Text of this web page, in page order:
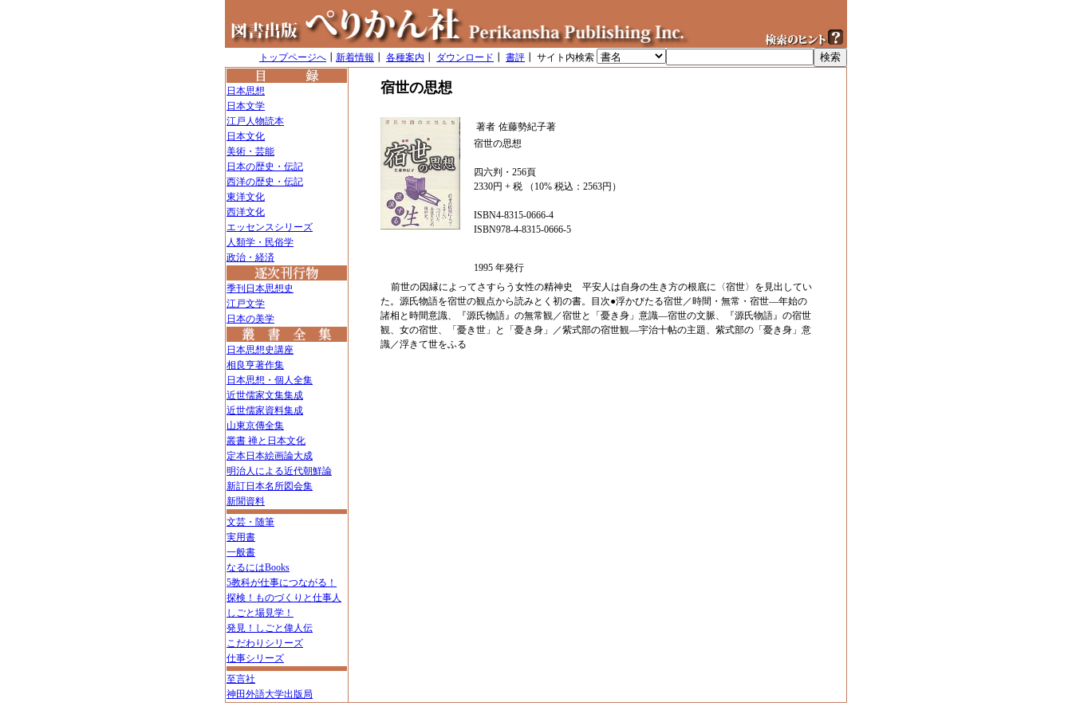
トップページへ 新着情報 各種案内 ダウンロード 書評 ┃ サイト内検索
日本思想
日本文学
江戸人物読本
日本文化
美術・芸能
日本の歴史・伝記
西洋の歴史・伝記
東洋文化
西洋文化
エッセンスシリーズ
人類学・民俗学
政治・経済
季刊日本思想史
江戸文学
日本の美学
日本思想史講座
相良亨著作集
日本思想・個人全集
近世儒家文集集成
近世儒家資料集成
山東京傳全集
叢書 禅と日本文化
定本日本絵画論大成
明治人による近代朝鮮論
新訂日本名所図会集
新聞資料
文芸・随筆
実用書
一般書
なるにはBooks
5教科が仕事につながる！
探検！ものづくりと仕事人
しごと場見学！
発見！しごと偉人伝
こだわりシリーズ
仕事シリーズ
至言社
神田外語大学出版局
宿世の思想
著者 佐藤勢紀子著
宿世の思想
四六判・256頁
2330円 + 税 （10% 税込：2563円）
ISBN4-8315-0666-4
ISBN978-4-8315-0666-5
1995 年発行
前世の因縁によってさすらう女性の精神史 平安人は自身の生き方の根底に〈宿世〉を見出してい
た。源氏物語を宿世の観点から読みとく初の書。目次●浮かびたる宿世／時間・無常・宿世―年始の
諸相と時間意識、『源氏物語』の無常観／宿世と「憂き身」意識―宿世の文脈、『源氏物語』の宿世
観、女の宿世、「憂き世」と「憂き身」／紫式部の宿世観―宇治十帖の主題、紫式部の「憂き身」意
識／浮きて世をふる